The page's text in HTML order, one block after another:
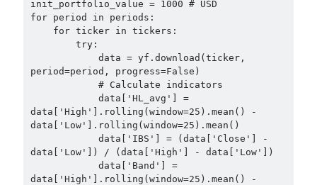
init_portfolio_value = 1000 # USD
for period in periods:
period=period, progress=False)
data['High'].rolling(window=25).mean() -
data['Low'].rolling(window=25).mean()
data['Low']) / (data['High'] - data['Low'])
data['High'].rolling(window=25).mean() -